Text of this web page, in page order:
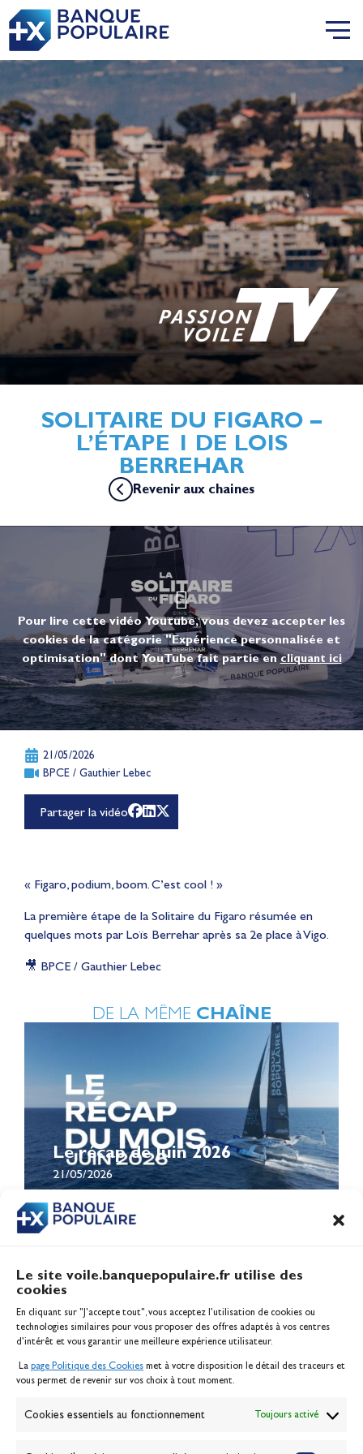
Le site voile.banquepopulaire.fr utilise des
cookies
En cliquant sur "J'accepte tout", vous acceptez l’utilisation de cookies ou
technologies similaires pour vous proposer des offres adaptés à vos centres
d’intérêt et vous garantir une meilleure expérience utilisateur.
La page Politique des Cookies met à votre disposition le détail des traceurs et
vous permet de revenir sur vos choix à tout moment.
Cookies essentiels au fonctionnement Toujours activé
SOLITAIRE DU FIGARO –
L’ÉTAPE 1 DE LOIS
BERREHAR
Revenir aux chaines
Pour lire cette vidéo Youtube, vous devez accepter les
cookies de la catégorie "Expérience personnalisée et
optimisation" dont YouTube fait partie encliquant ici
21/05/2026
BPCE / Gauthier Lebec
Partager la vidéo
« Figaro, podium, boom. C’est cool ! »
La première étape de la Solitaire du Figaro résumée en
quelques mots par Loïs Berrehar après sa 2e place à Vigo.
🎥 BPCE / Gauthier Lebec
DE LA MÊME CHAÎNE
Le récap de Juin 2026
21/05/2026
Inscription serveur média
Contact
Politique des cookies
Banque de la voile
Passion Voile TV